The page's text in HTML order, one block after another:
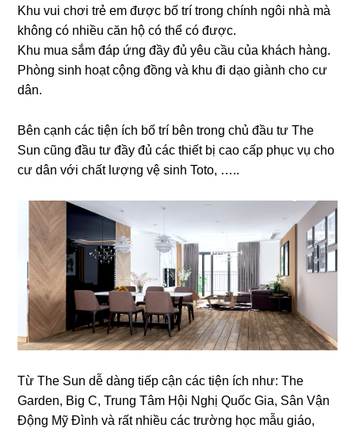
Khu vui chơi trẻ em được bố trí trong chính ngôi nhà mà
không có nhiều căn hộ có thể có được.
Khu mua sắm đáp ứng đầy đủ yêu cầu của khách hàng.
Phòng sinh hoạt cộng đồng và khu đi dạo giành cho cư
dân.
Bên cạnh các tiện ích bố trí bên trong chủ đầu tư The
Sun cũng đầu tư đầy đủ các thiết bị cao cấp phục vụ cho
cư dân với chất lượng vệ sinh Toto, …..
Từ The Sun dễ dàng tiếp cận các tiện ích như: The
Garden, Big C, Trung Tâm Hội Nghị Quốc Gia, Sân Vận
Động Mỹ Đình và rất nhiều các trường học mẫu giáo,